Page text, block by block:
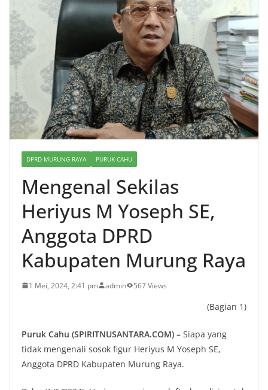
DPRD MURUNG RAYA PURUK CAHU
Mengenal Sekilas
Heriyus M Yoseph SE,
Anggota DPRD
Kabupaten Murung Raya
1 Mei, 2024, 2:41 pm admin 567 Views
(Bagian 1)
Puruk Cahu (SPIRITNUSANTARA.COM) – Siapa yang
tidak mengenali sosok figur Heriyus M Yoseph SE,
Anggota DPRD Kabupaten Murung Raya.